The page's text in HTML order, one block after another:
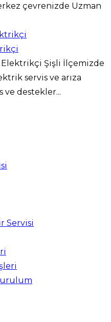
çevrenizde Uzman
Elektrikçi Şişli İlçemizde
servis ve arıza
ve destekler...
Servisi